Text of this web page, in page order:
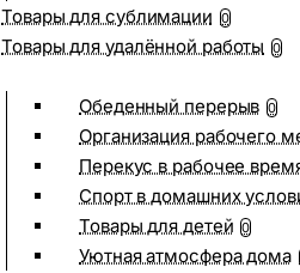
Товары для сублимации 0
Товары для удалённой работы 0
Обеденный перерыв 0
Организация рабочего
Перекус в рабочее
Спорт в домашних
Товары для детей 0
Уютная атмосфера дома